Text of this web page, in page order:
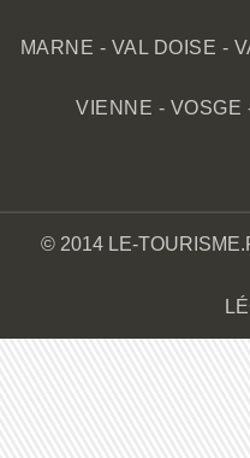
MARNE - VAL DOISE -
VIENNE - VOSGE
© 2014 LE-